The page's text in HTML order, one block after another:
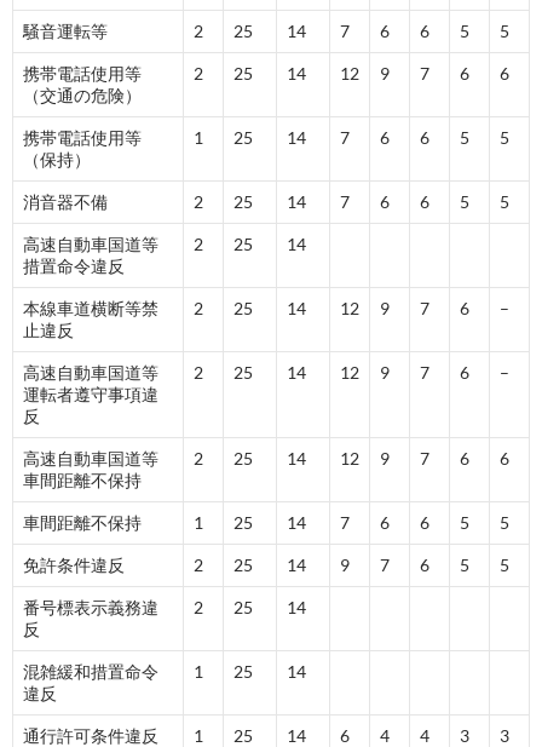
騒音運転等 2 25 14 7 6 6 5 5
携帯電話使用等
（交通の危険）
2 25 14 12 9 7 6 6
携帯電話使用等
（保持）
1 25 14 7 6 6 5 5
消音器不備 2 25 14 7 6 6 5 5
高速自動車国道等
措置命令違反
2 25 14
本線車道横断等禁
止違反
2 25 14 12 9 7 6 –
高速自動車国道等
運転者遵守事項違
反
2 25 14 12 9 7 6 –
高速自動車国道等
車間距離不保持
2 25 14 12 9 7 6 6
車間距離不保持 1 25 14 7 6 6 5 5
免許条件違反 2 25 14 9 7 6 5 5
番号標表示義務違
反
2 25 14
混雑緩和措置命令
違反
1 25 14
通行許可条件違反 1 25 14 6 4 4 3 3